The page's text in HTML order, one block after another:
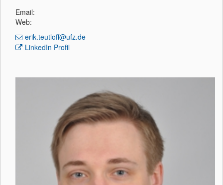
Email:
Web:
erik.teutloff@ufz.de
LinkedIn Profil